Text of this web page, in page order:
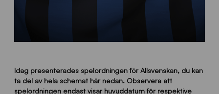
Idag presenterades spelordningen för Allsvenskan, du kan
ta del av hela schemat här nedan. Observera att
spelordningen endast visar huvuddatum för respektive